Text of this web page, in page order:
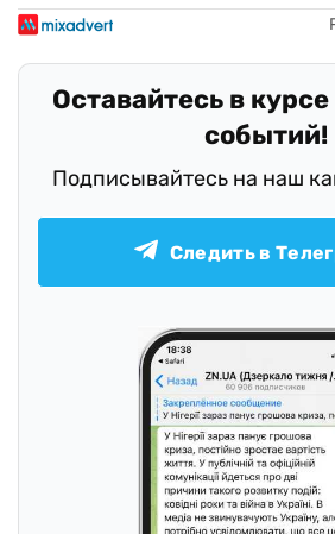
Оставайтесь в
событий!
Подписывайтесь на наш
Следить в